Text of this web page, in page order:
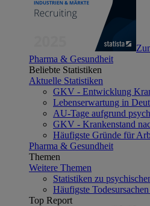
Pharma & Gesundheit
Beliebte Statistiken
Aktuelle Statistiken
GKV - Entwicklung
Lebenserwartung in
AU-Tage aufgrund
GKV - Krankenstand
Häufigste Gründe für
Pharma & Gesundheit
Themen
Weitere Themen
Statistiken zu
Häufigste
Top Report